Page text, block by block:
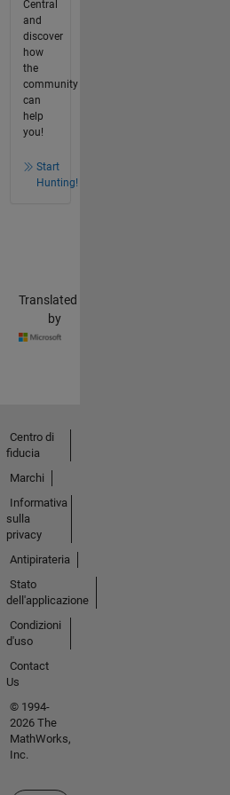
Central
and
discover
how
the
community
can
help
you!
Start
Hunting!
Translated
by
Centro di
fiducia
Marchi
Informativa
sulla
privacy
Antipirateria
Stato
dell'applicazione
Condizioni
d'uso
Contact
Us
© 1994-
2026 The
MathWorks,
Inc.